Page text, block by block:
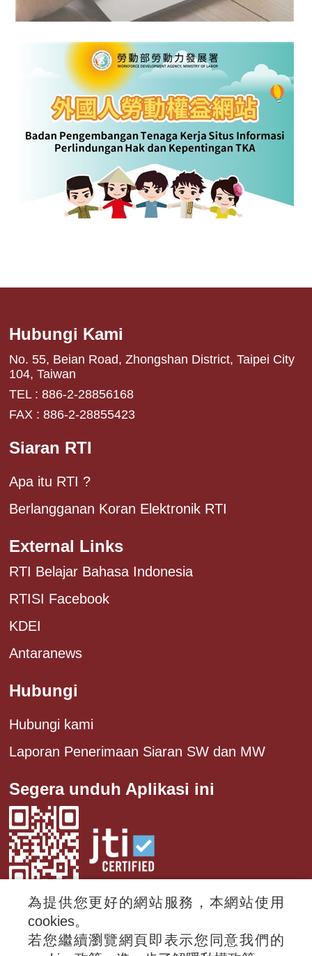
Hubungi Kami
No. 55, Beian Road, Zhongshan District, Taipei City
104, Taiwan
TEL : 886-2-28856168
FAX : 886-2-28855423
Siaran RTI
Apa itu RTI ?
Berlangganan Koran Elektronik RTI
External Links
RTI Belajar Bahasa Indonesia
RTISI Facebook
KDEI
Antaranews
Hubungi
Hubungi kami
Laporan Penerimaan Siaran SW dan MW
Segera unduh Aplikasi ini
© 2024 RTI (Radio Taiwan International).
為提供您更好的網站服務，本網站使用
cookies。
若您繼續瀏覽網頁即表示您同意我們的